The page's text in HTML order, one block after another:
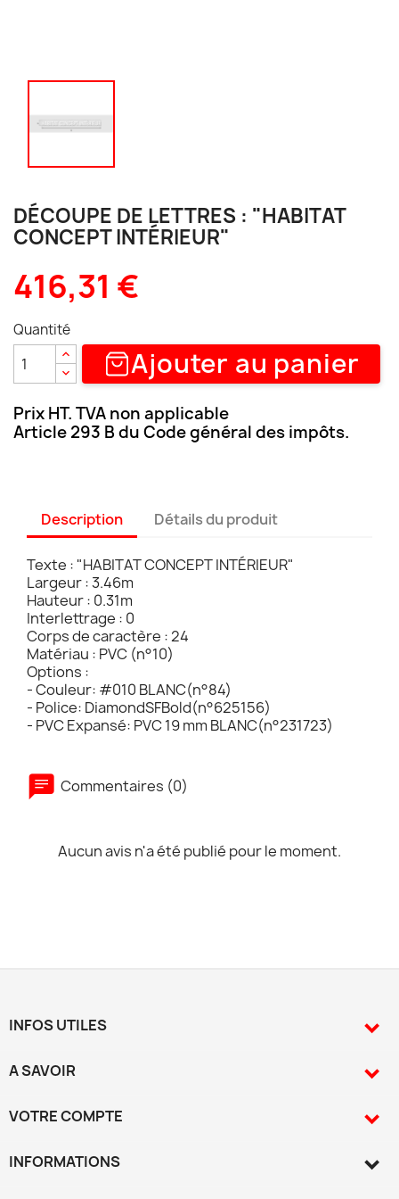
DÉCOUPE DE LETTRES : "HABITAT
CONCEPT INTÉRIEUR"
416,31 €
Quantité
Ajouter au panier
Prix HT. TVA non applicable
Article 293 B du Code général des impôts.
Description Détails du produit
Texte : "HABITAT CONCEPT INTÉRIEUR"
Largeur : 3.46m
Hauteur : 0.31m
Interlettrage : 0
Corps de caractère : 24
Matériau : PVC (n°10)
Options :
- Couleur: #010 BLANC(n°84)
- Police: DiamondSFBold(n°625156)
- PVC Expansé: PVC 19 mm BLANC(n°231723)
Commentaires (0)
Aucun avis n'a été publié pour le moment.
INFOS UTILES 
A SAVOIR 
VOTRE COMPTE 
INFORMATIONS keyboard_arrow_down